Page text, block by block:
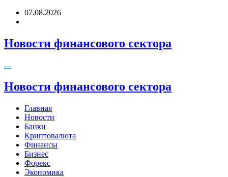
Перейти07.08.2026
Новости финансового сектора
Новости финансового сектора
Главная
Новости
Банки
Криптовалюта
Финансы
Бизнес
Форекс
Экономика